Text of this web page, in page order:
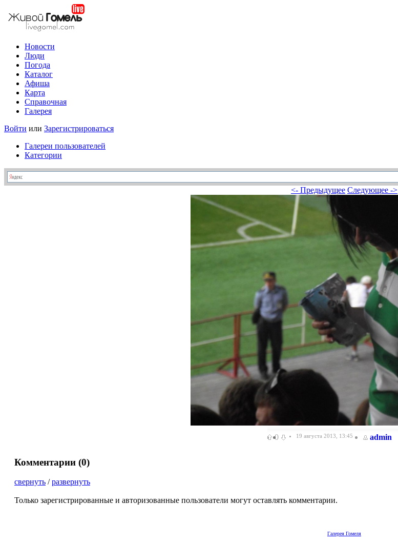
Новости
Люди
Погода
Каталог
Афиша
Карта
Справочная
Галерея
Войти или Зарегистрироваться
Галереи пользователей
Категории
<- Предыдущее Следующее ->
0 19 августа 2013, 13:45 admin
Комментарии (0)
свернуть /развернуть
Только зарегистрированные и авторизованные пользователи могут оставлять комментарии.
Галерея Гомеля